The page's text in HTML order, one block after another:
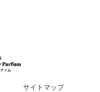
サイトマップ